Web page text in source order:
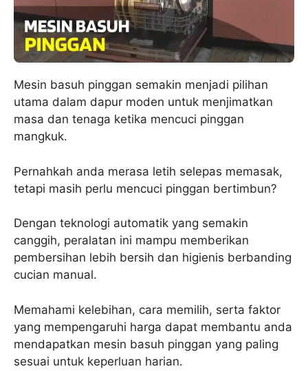
Mesin basuh pinggan semakin menjadi pilihan
utama dalam dapur moden untuk menjimatkan
masa dan tenaga ketika mencuci pinggan
mangkuk.
Pernahkah anda merasa letih selepas memasak,
tetapi masih perlu mencuci pinggan bertimbun?
Dengan teknologi automatik yang semakin
canggih, peralatan ini mampu memberikan
pembersihan lebih bersih dan higienis berbanding
cucian manual.
Memahami kelebihan, cara memilih, serta faktor
yang mempengaruhi harga dapat membantu anda
mendapatkan mesin basuh pinggan yang paling
sesuai untuk keperluan harian.